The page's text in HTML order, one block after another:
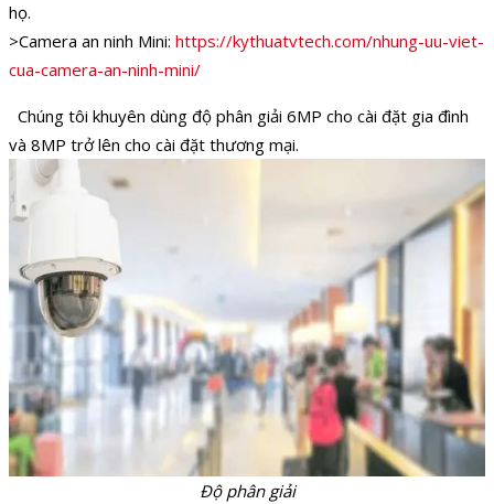
họ.
>Camera an ninh Mini: https://kythuatvtech.com/nhung-uu-viet-
cua-camera-an-ninh-mini/
Chúng tôi khuyên dùng độ phân giải 6MP cho cài đặt gia đình
và 8MP trở lên cho cài đặt thương mại.
Độ phân giải